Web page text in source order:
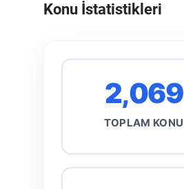
Konu İstatistikleri
2,069
TOPLAM KONU